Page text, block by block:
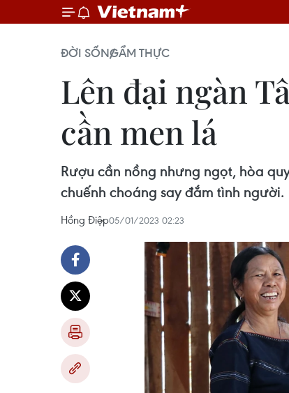
ĐỜI SỐNGẨM THỰC
Lên đại ngàn
cần men lá
Rượu cần nồng nhưng ngọt, hòa
chuếnh choáng say đắm tình người.
Hồng Điệp05/01/2023 02:23